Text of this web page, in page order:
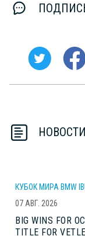
НОВОСТИ
КУБОК МИРА BMW
07 АВГ. 2026
BIG WINS FOR
TITLE FOR